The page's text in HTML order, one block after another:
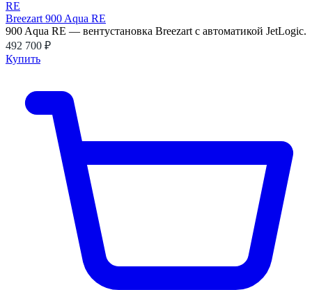
Breezart 900 Aqua RE
900 Aqua RE — вентустановка Breezart с автоматикой JetLogic.
492 700 ₽
Купить